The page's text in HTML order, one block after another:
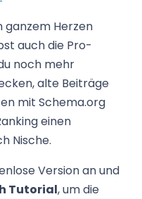
ganzem Herzen
auch die Pro-
noch mehr
alte Beiträge
mit Schema.org
einen
Nische.
Version an und
Tutorial, um die